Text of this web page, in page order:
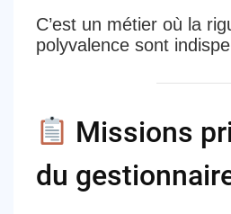
C’est un métier où la
polyvalencesont
Missions
du